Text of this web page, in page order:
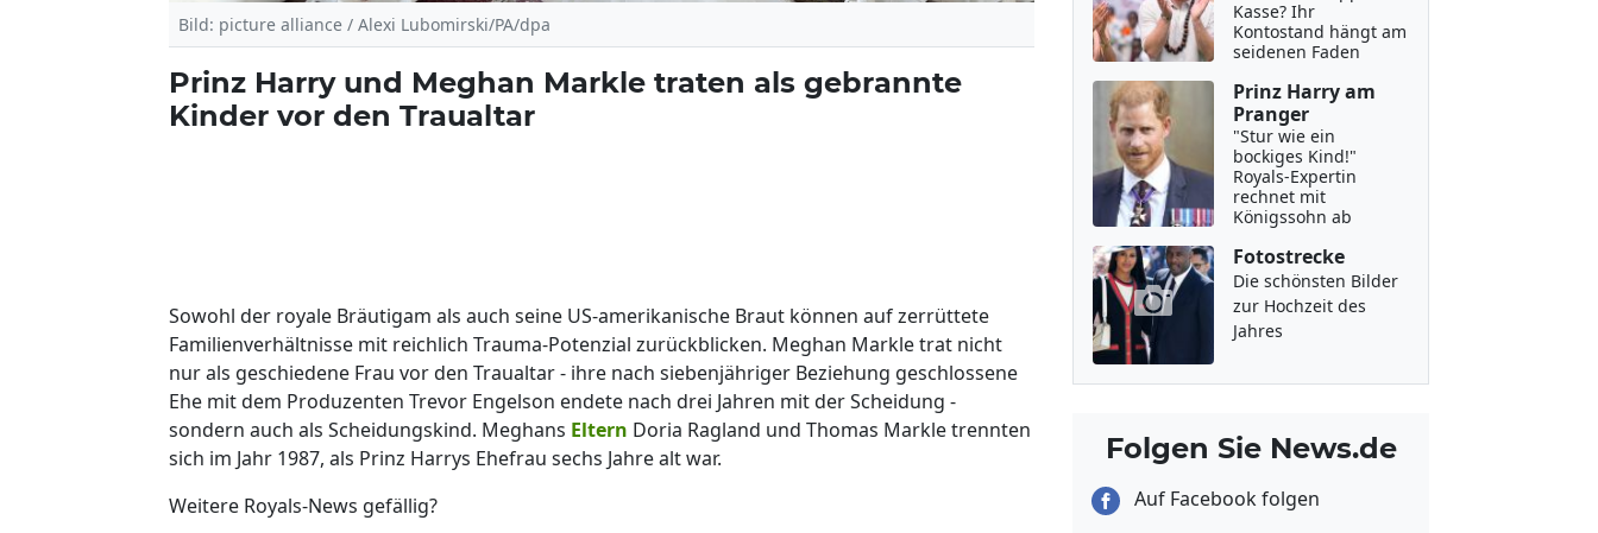
Bild: picture alliance / Alexi Lubomirski/PA/dpa
Prinz Harry und Meghan Markle traten als gebrannte
Kinder vor den Traualtar
Sowohl der royale Bräutigam als auch seine US-amerikanische Braut können auf zerrüttete
Familienverhältnisse mit reichlich Trauma-Potenzial zurückblicken. Meghan Markle trat nicht
nur als geschiedene Frau vor den Traualtar - ihre nach siebenjähriger Beziehung geschlossene
Ehe mit dem Produzenten Trevor Engelson endete nach drei Jahren mit der Scheidung -
sondern auch als Scheidungskind. Meghans Eltern Doria Ragland und Thomas Markle trennten
sich im Jahr 1987, als Prinz Harrys Ehefrau sechs Jahre alt war.
Weitere Royals-News gefällig?
Kasse? Ihr
Kontostand hängt am
seidenen Faden
Prinz Harry am
Pranger
"Stur wie ein
bockiges Kind!"
Royals-Expertin
rechnet mit
Königssohn ab
Fotostrecke
Die schönsten Bilder
zur Hochzeit des
Jahres
Folgen Sie News.de
Auf Facebook folgen